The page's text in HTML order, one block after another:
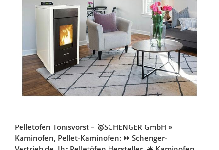
Pelletofen Tönisvorst – 🥇SCHENGER GmbH »
Kaminofen, Pellet-Kaminofen: ⏩ Schenger-